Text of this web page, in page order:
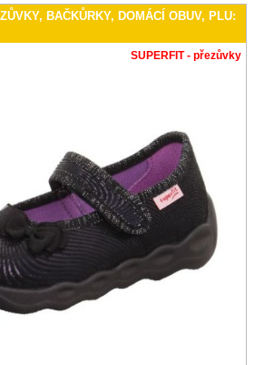
BAČKŮRKY, DOMÁCÍ OBUV, PLU:
SUPERFIT - přezůvky